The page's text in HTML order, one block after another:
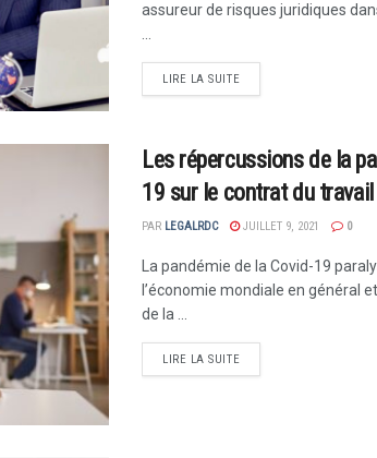
assureur de risques juridiques
LIRE LA SUITE
Les répercussions de la
19 sur le contrat du travail
PAR LEGALRDC JUILLET 9, 2021 0
La pandémie de la Covid-19
l’économie mondiale en général
de la ...
LIRE LA SUITE